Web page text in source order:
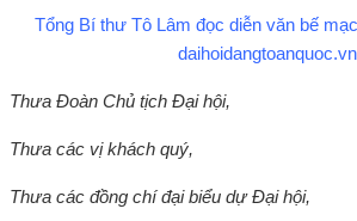
Tổng Bí thư Tô Lâm đọc diễn văn bế
daihoidangtoanquoc.vn
Thưa Đoàn Chủ tịch Đại hội,
Thưa các vị khách quý,
Thưa các đồng chí đại biểu dự Đại hội,